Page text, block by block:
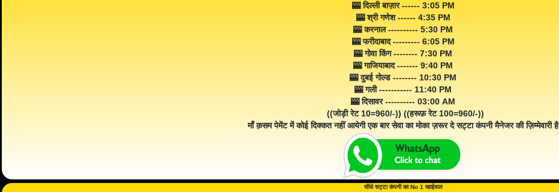
🎰 दिल्ली बाज़ार ------ 3:05 PM
🎰 श्री गणेश ------ 4:35 PM
🎰 करनाल ---------- 5:30 PM
🎰 फरीदाबाद --------- 6:05 PM
🎰 गोवा किंग -------- 7:30 PM
🎰 गाजियाबाद ------- 9:40 PM
🎰 दुबई गोल्ड -------- 10:30 PM
🎰 गली ----------- 11:40 PM
🎰 दिसावर ---------- 03:00 AM
((जोड़ी रेट 10=960/-)) ((हरूफ़ रेट 100=960/-))
माँ क़सम पेमेंट में कोई दिक्कत नहीं आयेगी एक बार सेवा का मोका ज़रूर दे सट्टा कंपनी मैनेजर की ज़िम्मेवारी है
सीधे सट्टा कंपनी का No 1 खाईवाल